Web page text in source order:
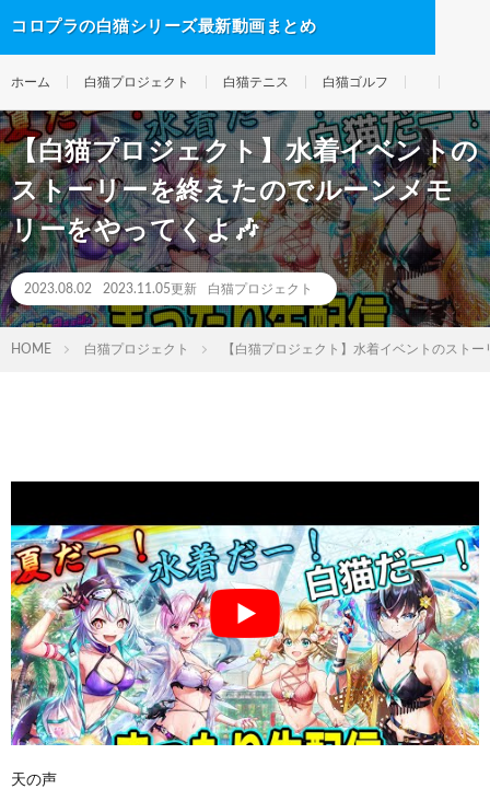
コロプラの白猫シリーズ最新動画まとめ
ホーム 白猫プロジェクト 白猫テニス 白猫ゴルフ
【白猫プロジェクト】水着イベントの
ストーリーを終えたのでルーンメモ
リーをやってくよ🎶
2023.08.02 2023.11.05更新 白猫プロジェクト
HOME 白猫プロジェクト 【白猫プロジェクト】水着イベントのスト
天の声